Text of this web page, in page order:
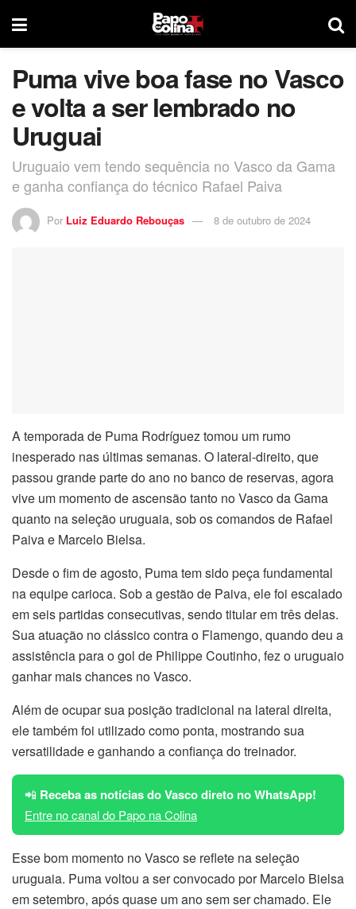
Puma vive boa fase no Vasco
e volta a ser lembrado no
Uruguai
Uruguaio vem tendo sequência no Vasco da Gama
e ganha confiança do técnico Rafael Paiva
Por Luiz Eduardo Rebouças 8 de outubro de 2024
A temporada de Puma Rodríguez tomou um rumo
inesperado nas últimas semanas. O lateral-direito, que
passou grande parte do ano no banco de reservas, agora
vive um momento de ascensão tanto no Vasco da Gama
quanto na seleção uruguaia, sob os comandos de Rafael
Paiva e Marcelo Bielsa.
Desde o fim de agosto, Puma tem sido peça fundamental
na equipe carioca. Sob a gestão de Paiva, ele foi escalado
em seis partidas consecutivas, sendo titular em três delas.
Sua atuação no clássico contra o Flamengo, quando deu a
assistência para o gol de Philippe Coutinho, fez o uruguaio
ganhar mais chances no Vasco.
Além de ocupar sua posição tradicional na lateral direita,
ele também foi utilizado como ponta, mostrando sua
versatilidade e ganhando a confiança do treinador.
📲 Receba as notícias do Vasco direto no WhatsApp!
Entre no canal do Papo na Colina
Esse bom momento no Vasco se reflete na seleção
uruguaia. Puma voltou a ser convocado por Marcelo Bielsa
em setembro, após quase um ano sem ser chamado. Ele